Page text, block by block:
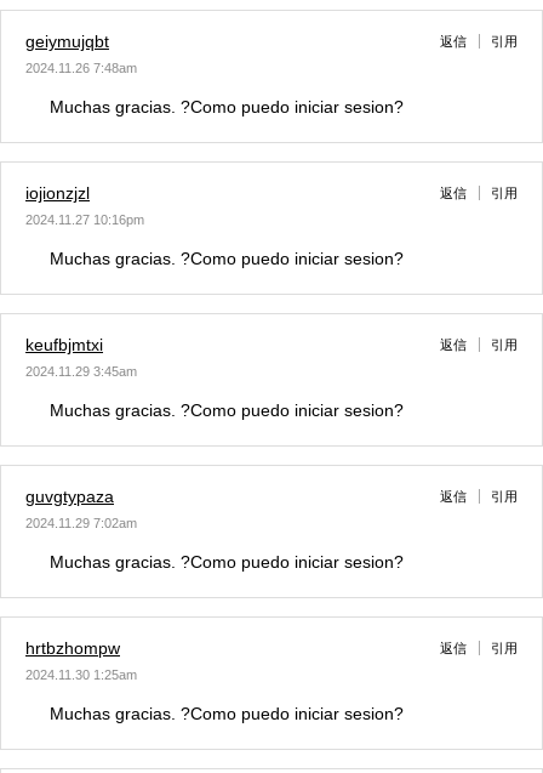
geiymujqbt
2024.11.26 7:48am
返信 引用
Muchas gracias. ?Como puedo iniciar sesion?
iojionzjzl
2024.11.27 10:16pm
返信 引用
Muchas gracias. ?Como puedo iniciar sesion?
keufbjmtxi
2024.11.29 3:45am
返信 引用
Muchas gracias. ?Como puedo iniciar sesion?
guvgtypaza
2024.11.29 7:02am
返信 引用
Muchas gracias. ?Como puedo iniciar sesion?
hrtbzhompw
2024.11.30 1:25am
返信 引用
Muchas gracias. ?Como puedo iniciar sesion?